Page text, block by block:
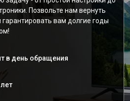
Позвольте нам вернуть
вам долгие годы
в день обращения